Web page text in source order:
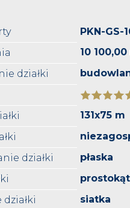
PKN-GS-
10 100,00
działki
131x75 m
działki
płaska
prostokąt
siatka